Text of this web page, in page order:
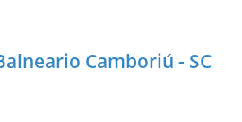
Camboriú - SC